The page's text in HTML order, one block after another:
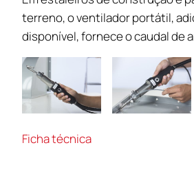
terreno, o ventilador portátil,
disponível, fornece o caudal de
Ficha técnica